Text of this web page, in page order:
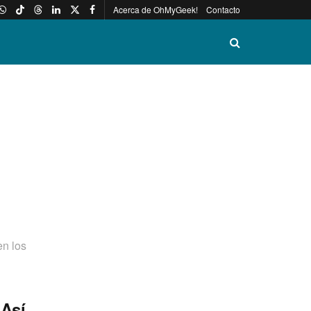
Acerca de OhMyGeek! Contacto
los